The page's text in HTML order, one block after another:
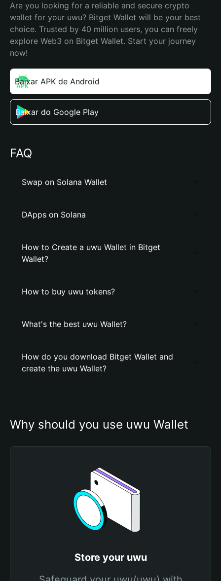
Are you looking for a reliable and secure crypto
wallet for your uwu? Bitget Wallet will be your best
choice. Trusted by 40 million users, you can freely
explore Web3 on Bitget Wallet. Start your journey
now!
Baixar APK de Android
Baixar do Google Play
FAQ
Swap on Solana Wallet
DApps on Solana
How to Create a uwu Wallet in Bitget
Wallet?
How to buy uwu tokens?
What's the best uwu Wallet?
How do you download Bitget Wallet and
create the uwu Wallet?
Why should you use uwu Wallet
Store your uwu